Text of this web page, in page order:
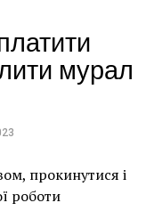
примечательная
еще в 2009 году
панели и
окрашены в
красный, белый и
сказать, один из
— рассказывают
И нас привлекли
но также и
мурал
прокинутися і
роботи